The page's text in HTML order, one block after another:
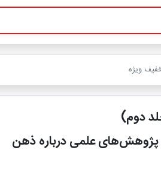
ویژه
دوم)
پژوهش‌های علمی درباره ذهن